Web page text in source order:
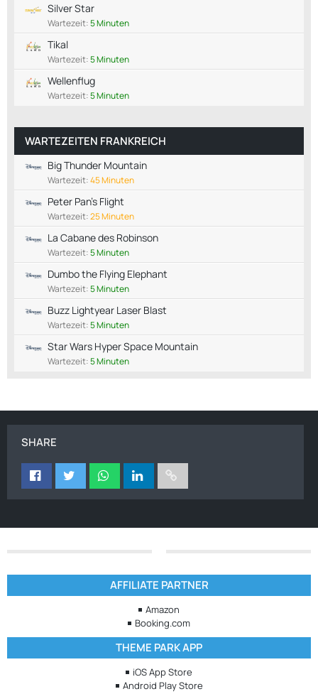
Silver Star
Wartezeit:5 Minuten
Tikal
Wartezeit:5 Minuten
Wellenflug
Wartezeit:5 Minuten
WARTEZEITEN FRANKREICH
Big Thunder Mountain
Wartezeit:45 Minuten
Peter Pan's Flight
Wartezeit:25 Minuten
La Cabane des Robinson
Wartezeit:5 Minuten
Dumbo the Flying Elephant
Wartezeit:5 Minuten
Buzz Lightyear Laser Blast
Wartezeit:5 Minuten
Star Wars Hyper Space Mountain
Wartezeit:5 Minuten
SHARE
AFFILIATE PARTNER
Amazon
Booking.com
THEME PARK APP
iOS App Store
Android Play Store